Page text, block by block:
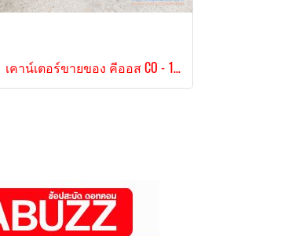
เคาน์เตอร์ขายของ คีออส CO - 151